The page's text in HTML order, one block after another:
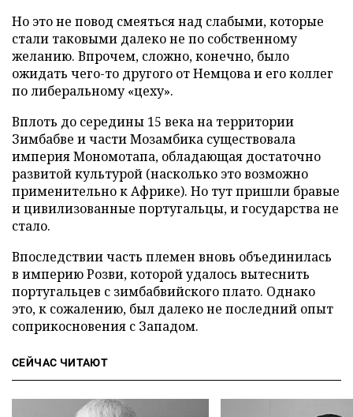
Но это не повод смеяться над слабыми, которые
стали таковыми далеко не по собственному
желанию. Впрочем, сложно, конечно, было
ожидать чего-то другого от Немцова и его коллег
по либеральному «цеху».
Вплоть до середины 15 века на территории
Зимбабве и части Мозамбика существовала
империя Мономотапа, обладающая достаточно
развитой культурой (насколько это возможно
применительно к Африке). Но тут пришли бравые
и цивилизованные португальцы, и государства не
стало.
Впоследствии часть племен вновь объединилась
в империю Розви, которой удалось вытеснить
португальцев с зимбабвийского плато. Однако
это, к сожалению, был далеко не последний опыт
соприкосновения с Западом.
СЕЙЧАС ЧИТАЮТ